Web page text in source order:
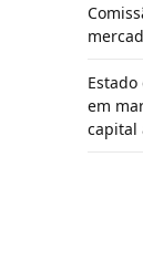
em
capital